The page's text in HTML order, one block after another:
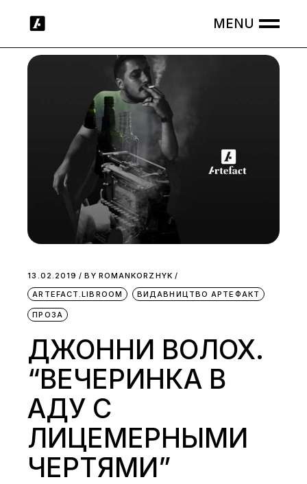
13.02.2019 BY ROMANKORZHYK
ARTEFACT.LIBROOM
ВИДАВНИЦТВО АРТЕФАКТ
ПРОЗА
ДЖОННИ ВОЛОХ.
“ВЕЧЕРИНКА В
АДУ С
ЛИЦЕМЕРНЫМИ
ЧЕРТЯМИ”